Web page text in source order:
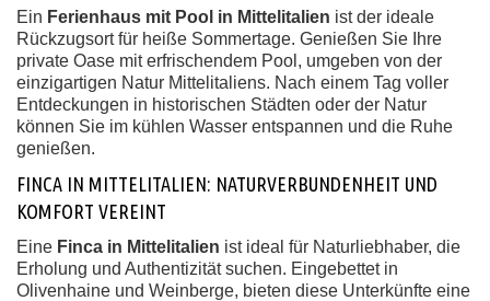
Ein Ferienhaus mit Pool in Mittelitalien ist der ideale
Rückzugsort für heiße Sommertage. Genießen Sie Ihre
private Oase mit erfrischendem Pool, umgeben von der
einzigartigen Natur Mittelitaliens. Nach einem Tag voller
Entdeckungen in historischen Städten oder der Natur
können Sie im kühlen Wasser entspannen und die Ruhe
genießen.
FINCA IN MITTELITALIEN: NATURVERBUNDENHEIT UND
KOMFORT VEREINT
Eine Finca in Mittelitalien ist ideal für Naturliebhaber, die
Erholung und Authentizität suchen. Eingebettet in
Olivenhaine und Weinberge, bieten diese Unterkünfte eine